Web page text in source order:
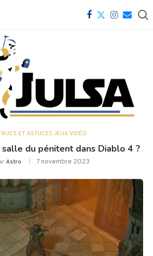
ET ASTUCES JEUX VIDÉO
du pénitent dans Diablo 4 ?
Astro 7 novembre 2023